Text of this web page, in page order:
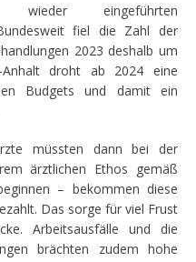
wieder eingeführten
fiel die Zahl der
2023 deshalb um
droht ab 2024 eine
Budgets und damit ein
müssten dann bei der
ärztlichen Ethos gemäß
– bekommen diese
Das sorge für viel Frust
Arbeitsausfälle und die
brächten zudem hohe